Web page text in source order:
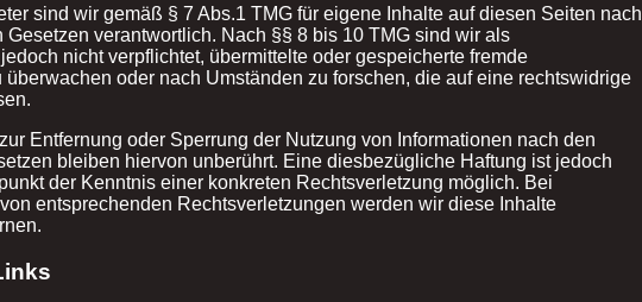
sind wir gemäß § 7 Abs.1 TMG für eigene Inhalte auf diesen Seiten nach
Gesetzen verantwortlich. Nach §§ 8 bis 10 TMG sind wir als
nicht verpflichtet, übermittelte oder gespeicherte fremde
überwachen oder nach Umständen zu forschen, die auf eine rechtswidrige
Entfernung oder Sperrung der Nutzung von Informationen nach den
bleiben hiervon unberührt. Eine diesbezügliche Haftung ist jedoch
der Kenntnis einer konkreten Rechtsverletzung möglich. Bei
entsprechenden Rechtsverletzungen werden wir diese Inhalte